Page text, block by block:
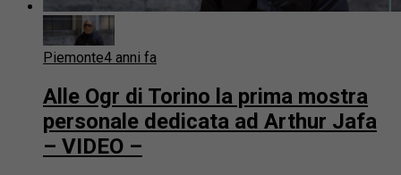
Piemonte4 anni fa
Alle Ogr di Torino la prima mostra
personale dedicata ad Arthur Jafa
– VIDEO –